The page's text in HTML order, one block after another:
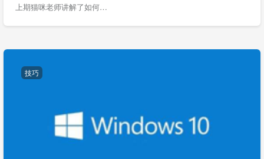
上期猫咪老师讲解了如何…
技巧